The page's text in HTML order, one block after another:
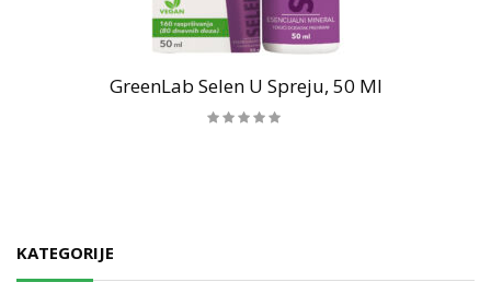
KATEGORIJE
GreenLab Selen U Spreju, 50 Ml